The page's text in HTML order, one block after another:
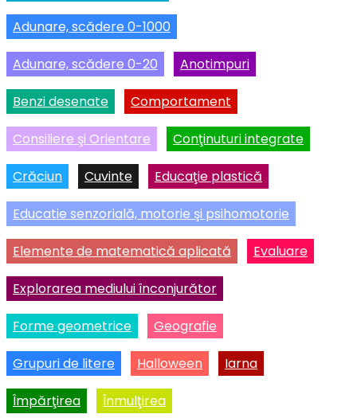
Adunare, scădere 0-1000
Adunare, scădere 0-20 Anotimpuri
Benzi desenate Comportament
Consiliere şi Orientare Conţinuturi integrate
Crăciun Cuvinte Educaţie plastică
Educatie senzorială, motorie şi psihomotorie
Elemente de matematică aplicată Evaluare
Explorarea mediului înconjurător
Forme geometrice Geografie
Grupuri de litere Halloween Iarna
Împărţirea Înmulţirea